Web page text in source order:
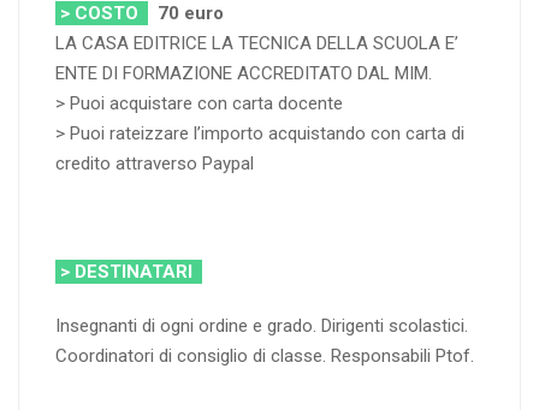
> COSTO 70 euro
LA CASA EDITRICE LA TECNICA DELLA SCUOLA E’
ENTE DI FORMAZIONE ACCREDITATO DAL MIM.
> Puoi acquistare con carta docente
> Puoi rateizzare l’importo acquistando con carta di
credito attraverso Paypal
> DESTINATARI
Insegnanti di ogni ordine e grado. Dirigenti scolastici.
Coordinatori di consiglio di classe. Responsabili Ptof.